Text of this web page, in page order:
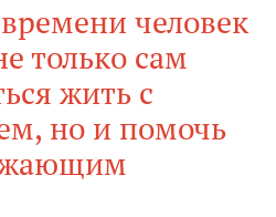
человек
только сам
жить с
но и помочь